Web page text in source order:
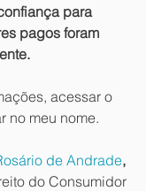
para
pagos foram
acessar o
no meu nome.
de Andrade,
do Consumidor